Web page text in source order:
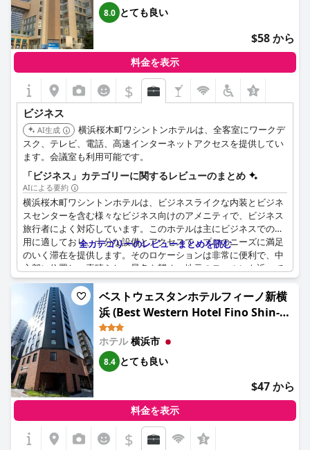
8.0 とても良い
$58 から
料金を表示
$
ビジネス
AI生成
横浜桜木町ワシントンホテルは、全客室にワークデ
スク、テレビ、電話、高速インターネットアクセスを提供してい
ます。会議室も利用可能です。
「ビジネス」カテゴリーに関するレビューのまとめ
AIによる要約
横浜桜木町ワシントンホテルは、ビジネスライクな内装とビジネ
スセンターを含む様々なビジネス向けのアメニティで、ビジネス
旅行者によく対応しています。このホテルは主にビジネスでの利
用に適しており、十分な設備とアクセスで、プロのニーズに満足
のいく滞在を提供します。そのロケーションは非常に便利で、中
心部に位置し、素晴らしい景色を望め、地元のモールにも近いで
す。宿泊客は、効率的な時間管理を可能にする迅速なセルフチェ
ックアウトプロセスと、ロケーションの良いダイニングエリアで
の質の高いバラエティ豊かな朝食に感謝しています。
ビジネスでの滞在に高く評価されている一方、部屋が少し狭いか
もしれないというレビューや、ベッドの硬さがすべての人に合う
とは限らないという指摘もあります。しかし、優れたコストパフ
ォーマンスとビジネス目的での全体的なポジティブな体験によ
り、ビジネス旅行者にとって信頼できる選択肢となっています。
良好なロケーションは、ぴあアリーナMMなどの近くの会場への
アクセスを必要とする人々にとって、さらに魅力を高めていま
す。いくつかの空間的な制約はあるものの、ビジネスでの滞在に
は実用的で好ましい選択肢のままです。
全カテゴリーのレビューまとめを読む
ベストウェスタンホテルフィーノ新横
浜 (Best Western Hotel Fino Shin-
Yokohama)
ホテル横浜市
8.4 とても良い
$47 から
料金を表示
$